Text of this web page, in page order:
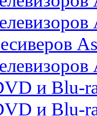
и Blu-
и Blu-